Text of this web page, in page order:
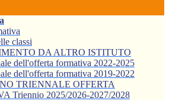
classi
DA ALTRO ISTITUTO
dell'offerta formativa 2022-2025
dell'offerta formativa 2019-2022
TRIENNALE OFFERTA
Triennio 2025/2026-2027/2028